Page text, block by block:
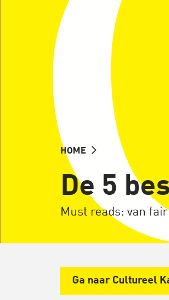
HOME
De 5
Must reads: van
Ga naar Cultureel